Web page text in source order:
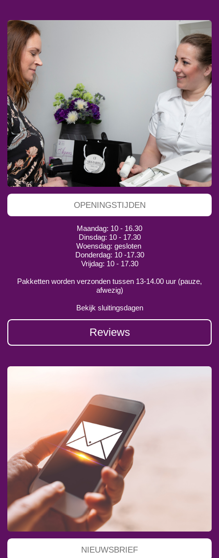
OPENINGSTIJDEN
Maandag: 10 - 16.30
Dinsdag: 10 - 17.30
Woensdag: gesloten
Donderdag: 10 -17.30
Vrijdag: 10 - 17.30
Pakketten worden verzonden tussen 13-14.00 uur (pauze,
afwezig)
Bekijk sluitingsdagen
Reviews
NIEUWSBRIEF